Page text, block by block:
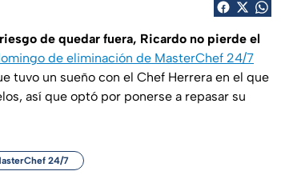
de quedar fuera, Ricardo no pierde el
de eliminación de MasterChef 24/7
tuvo un sueño con el Chef Herrera en el que
así que optó por ponerse a repasar su
24/7